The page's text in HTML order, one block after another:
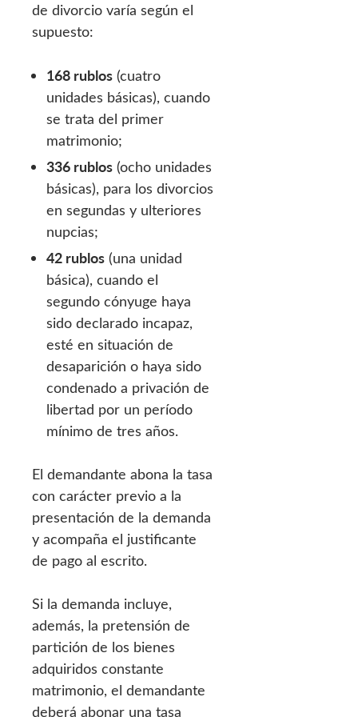
de divorcio varía según el
supuesto:
168 rublos (cuatro
unidades básicas), cuando
se trata del primer
matrimonio;
336 rublos (ocho unidades
básicas), para los divorcios
en segundas y ulteriores
nupcias;
42 rublos (una unidad
básica), cuando el
segundo cónyuge haya
sido declarado incapaz,
esté en situación de
desaparición o haya sido
condenado a privación de
libertad por un período
mínimo de tres años.
El demandante abona la tasa
con carácter previo a la
presentación de la demanda
y acompaña el justificante
de pago al escrito.
Si la demanda incluye,
además, la pretensión de
partición de los bienes
adquiridos constante
matrimonio, el demandante
deberá abonar una tasa